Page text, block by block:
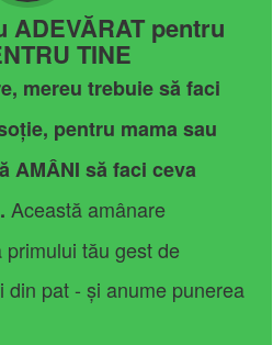
ADEVĂRAT pentru
TINE
mereu trebuie să faci
pentru mama sau
AMÂNI să faci ceva
Această amânare
tău gest de
din pat - și anume punerea